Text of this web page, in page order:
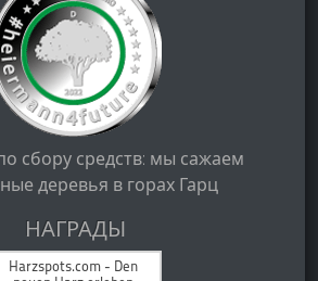
сбору средств: мы сажаем
деревья в горах Гарц
НАГРАДЫ